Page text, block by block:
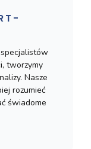
specjalistów
tworzymy
Nasze
rozumieć
świadome